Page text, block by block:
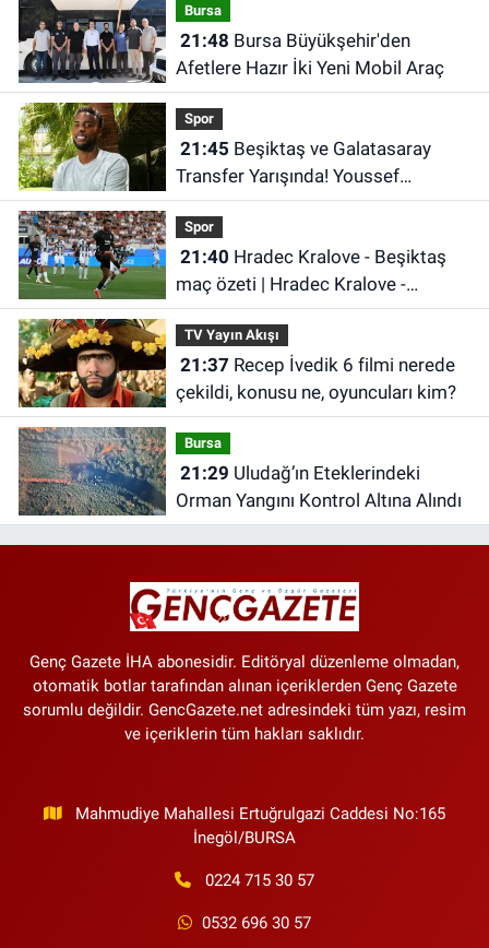
Bursa
21:48
Afetlere Hazır İki Yeni Mobil Araç
Spor
21:45
Transfer Yarışında! Youssef
Chermiti Listede
Spor
21:40
maç özeti | Hradec Kralove -
Beşiktaş maçı önemli dakikalar
TV Yayın Akışı
21:37
çekildi, konusu ne, oyuncuları kim?
Bursa
21:29
Orman Yangını Kontrol Altına Alındı
Genç Gazete İHA abonesidir. Editöryal düzenleme olmadan,
otomatik botlar tarafından alınan içeriklerden Genç Gazete
sorumlu değildir. GencGazete.net adresindeki tüm yazı, resim
ve içeriklerin tüm hakları saklıdır.
Mahmudiye Mahallesi Ertuğrulgazi Caddesi No:165
İnegöl/BURSA
0224 715 30 57
0532 696 30 57